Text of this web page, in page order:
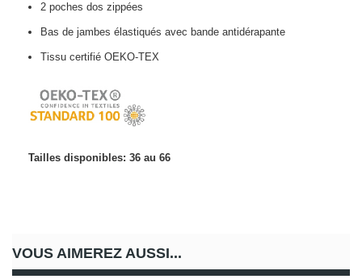
2 poches dos zippées
Bas de jambes élastiqués avec bande antidérapante
Tissu certifié OEKO-TEX
Tailles disponibles: 36 au 66
VOUS AIMEREZ AUSSI...